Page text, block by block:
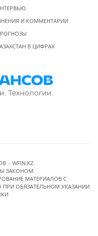
И КОММЕНТАРИИ
В ЦИФРАХ
- WFIN.KZ.
ЗАКОНОМ.
МАТЕРИАЛОВ C
ОБЯЗАТЕЛЬНОМ УКАЗАНИИ